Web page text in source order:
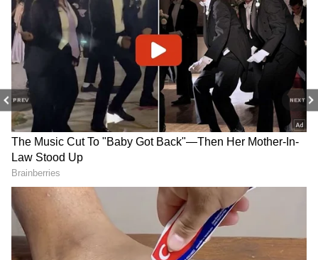
PREV NEXT
Agadha: డర్టీ హరి తర్వాత
అందుకే గ్యాప్, అగధ బాక్సాఫీస్
హిట్ గ్యారెంటీ.. హీరో శ్రవణ్
కామెంట్స్
Toxic: టాక్సిక్ ట్రైలర్ రివ్యూ..
అస్సలు చూడకూడదు